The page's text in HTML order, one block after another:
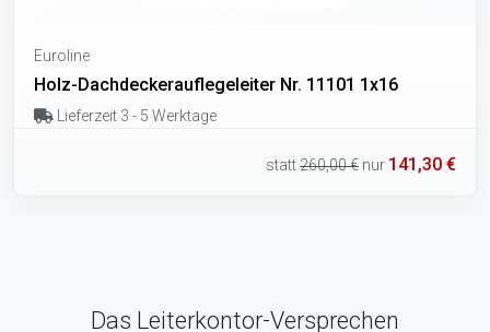
Euroline
Holz-Dachdeckerauflegeleiter Nr. 11101 1x16
Lieferzeit 3 - 5 Werktage
statt260,00 € nur 141,30 €
Das Leiterkontor-Versprechen